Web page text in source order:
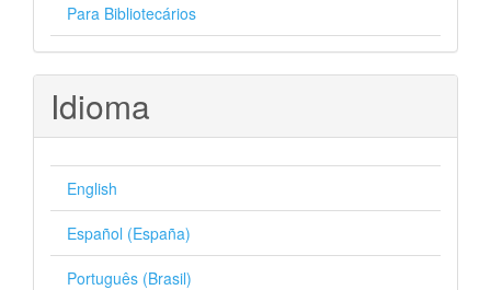
Para Bibliotecários
Idioma
English
Español (España)
Português (Brasil)